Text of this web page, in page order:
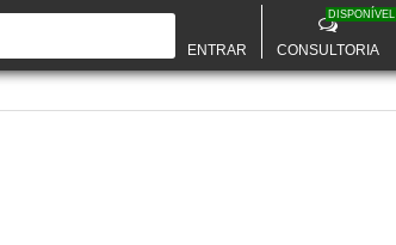
ENTRAR CONSULTORIA
DISPONÍVEL